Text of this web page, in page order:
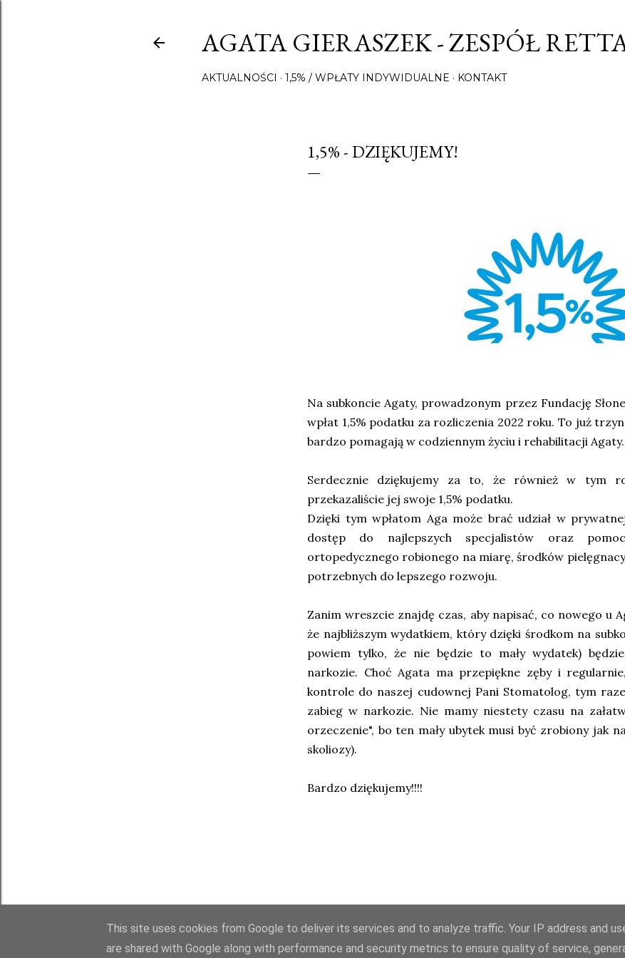
AGATA GIERASZEK - ZESPÓŁ
AKTUALNOŚCI 1,5% / WPŁATY INDYWIDUALNE KONTAKT
1,5% - DZIĘKUJEMY!
Na subkoncie Agaty, prowadzonym przez Fundację
wpłat 1,5% podatku za rozliczenia 2022 roku. To już
bardzo pomagają w codziennym życiu i rehabilitacji Agaty.
Serdecznie dziękujemy za to, że również w tym
przekazaliście jej swoje 1,5% podatku.
Dzięki tym wpłatom Aga może brać udział w
dostęp do najlepszych specjalistów oraz
ortopedycznego robionego na miarę, środków
potrzebnych do lepszego rozwoju.
Zanim wreszcie znajdę czas, aby napisać, co nowego u
że najbliższym wydatkiem, który dzięki środkom na
powiem tylko, że nie będzie to mały wydatek)
narkozie. Choć Agata ma przepiękne zęby i
kontrole do naszej cudownej Pani Stomatolog, tym
zabieg w narkozie. Nie mamy niestety czasu na
orzeczenie", bo ten mały ubytek musi być zrobiony jak
skoliozy).
Bardzo dziękujemy!!!!
Obsługiwane przez usługę Blogger
This site uses cookies from Google to deliver its services and to analyze traffic. Your IP address and
are shared with Google along with performance and security metrics to ensure quality of service,